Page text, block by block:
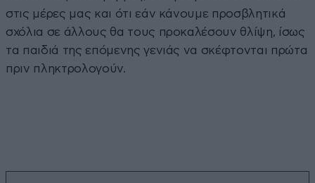
στις μέρες μας και ότι εάν κάνουμε προσβλητικά
σχόλια σε άλλους θα τους προκαλέσουν θλίψη, ίσως
τα παιδιά της επόμενης γενιάς να σκέφτονται πρώτα
πριν πληκτρολογούν.